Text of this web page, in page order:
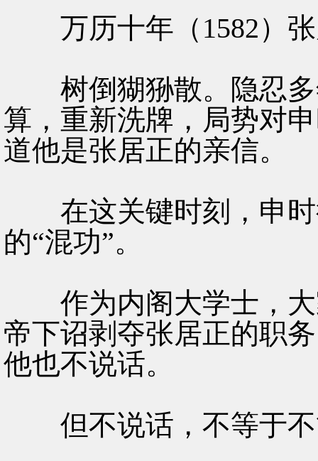
万历十年（1582）张
树倒猢狲散。隐忍多
算，重新洗牌，局势对
道他是张居正的亲信。
在这关键时刻，申时
的“混功”。
作为内阁大学士，大
帝下诏剥夺张居正的职
他也不说话。
但不说话，不等于不